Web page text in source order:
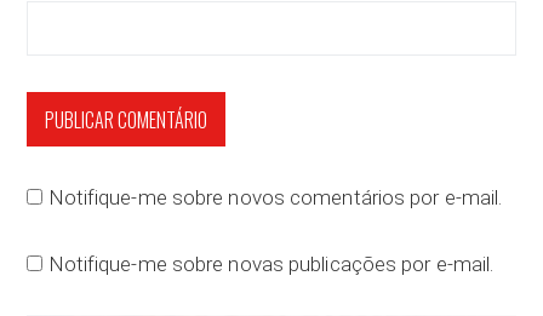
Notifique-me sobre novos comentários por e-mail.
Notifique-me sobre novas publicações por e-mail.